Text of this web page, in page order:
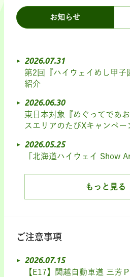
お知らせ
2026.07.31
第2回『ハイウェイめし甲子
紹介
2026.06.30
東日本対象『めぐってであ
スエリアのたびXキャンペー
2026.05.25
「北海道ハイウェイ Show
もっと見る
ご注意事項
2026.07.15
【E17】関越自動車道 三芳